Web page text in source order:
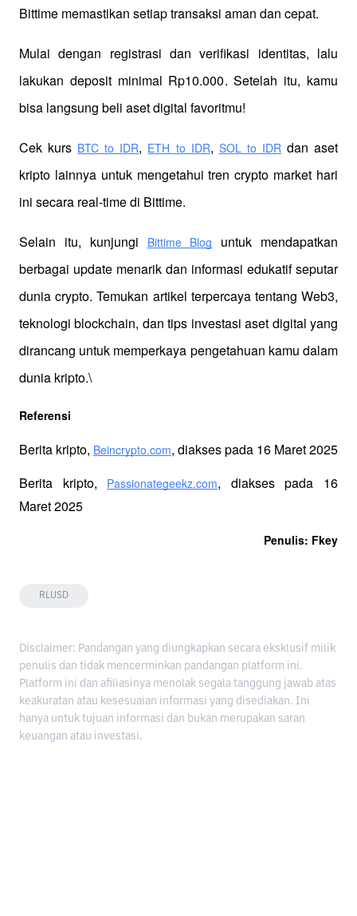
Bittime memastikan setiap transaksi aman dan cepat.
Mulai dengan registrasi dan verifikasi identitas, lalu
lakukan deposit minimal Rp10.000. Setelah itu, kamu
bisa langsung beli aset digital favoritmu!
Cek kurs BTC to IDR, ETH to IDR, SOL to IDR dan aset
kripto lainnya untuk mengetahui tren crypto market hari
ini secara real-time di Bittime.
Selain itu, kunjungi Bittime Blog
untuk mendapatkan
berbagai update menarik dan informasi edukatif seputar
dunia crypto. Temukan artikel terpercaya tentang Web3,
teknologi blockchain, dan tips investasi aset digital yang
dirancang untuk memperkaya pengetahuan kamu dalam
dunia kripto.\
Referensi
Berita kripto, Beincrypto.com, diakses pada 16 Maret 2025
Berita kripto,
Passionategeekz.com, diakses pada 16
Maret 2025
Penulis: Fkey
RLUSD
Disclaimer: Pandangan yang diungkapkan secara eksklusif milik
penulis dan tidak mencerminkan pandangan platform ini.
Platform ini dan afiliasinya menolak segala tanggung jawab atas
keakuratan atau kesesuaian informasi yang disediakan. Ini
hanya untuk tujuan informasi dan bukan merupakan saran
keuangan atau investasi.